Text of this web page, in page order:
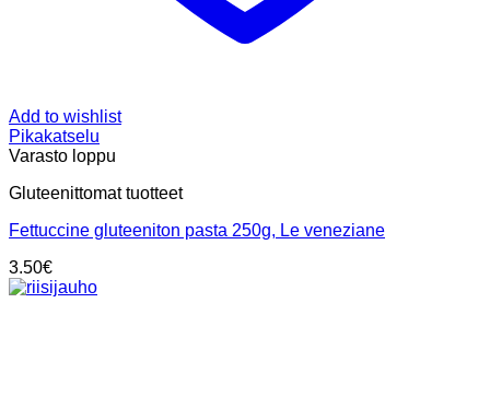
Add to wishlist
Pikakatselu
Varasto loppu
Gluteenittomat tuotteet
Fettuccine gluteeniton pasta 250g, Le veneziane
3.50€